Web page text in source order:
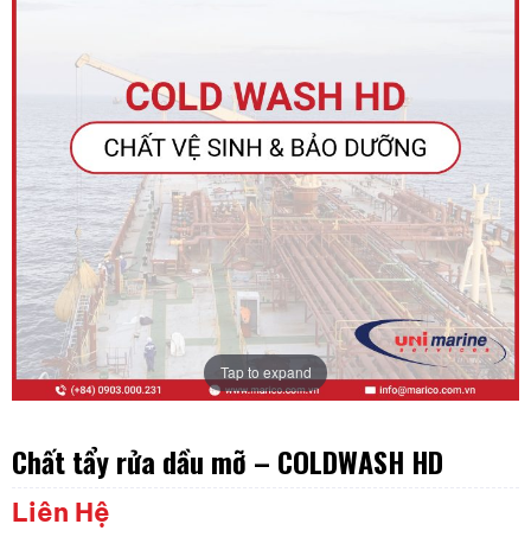
Tap to expand
Chất tẩy rửa dầu mỡ – COLDWASH HD
Liên Hệ